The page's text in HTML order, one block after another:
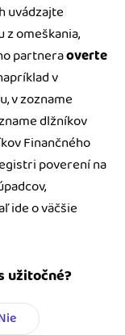
uvádzajte
omeškania,
partneraoverte
v
v zozname
dlžníkov
Finančného
poverení na
ide o väčšie
užitočné?